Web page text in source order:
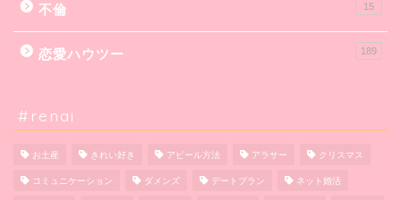
不倫 15
恋愛ハウツー 189
#renai
お土産 きれい好き アピール方法 アラサー クリスマス
コミュニケーション ダメンズ デートプラン ネット婚活